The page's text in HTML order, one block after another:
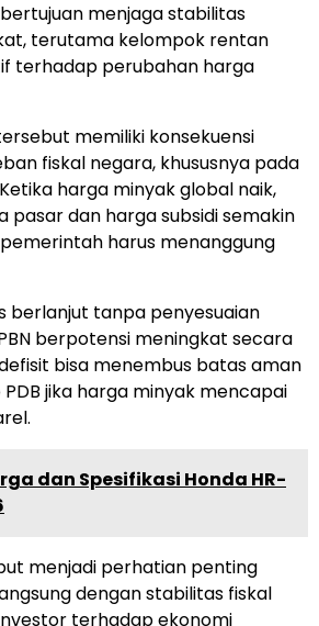
menjaga stabilitas
terutama kelompok rentan
terhadap perubahan harga
memiliki konsekuensi
fiskal negara, khususnya pada
harga minyak global naik,
pasar dan harga subsidi semakin
harus menanggung
berlanjut tanpa penyesuaian
berpotensi meningkat secara
bisa menembus batas aman
jika harga minyak mencapai
dan Spesifikasi Honda HR-
menjadi perhatian penting
dengan stabilitas fiskal
terhadap ekonomi